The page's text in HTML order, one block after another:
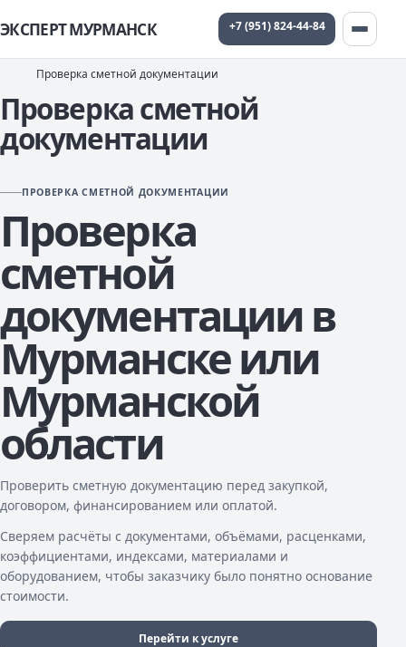
ЭКСПЕРТ МУРМАНСК +7 (951) 824-44-84
Проверка сметной документации
Проверка сметной
документации
ПРОВЕРКА СМЕТНОЙ ДОКУМЕНТАЦИИ
Проверка
сметной
документации в
Мурманске или
Мурманской
области
Проверить сметную документацию перед закупкой,
договором, финансированием или оплатой.
Сверяем расчёты с документами, объёмами, расценками,
коэффициентами, индексами, материалами и
оборудованием, чтобы заказчику было понятно основание
стоимости.
Перейти к услуге